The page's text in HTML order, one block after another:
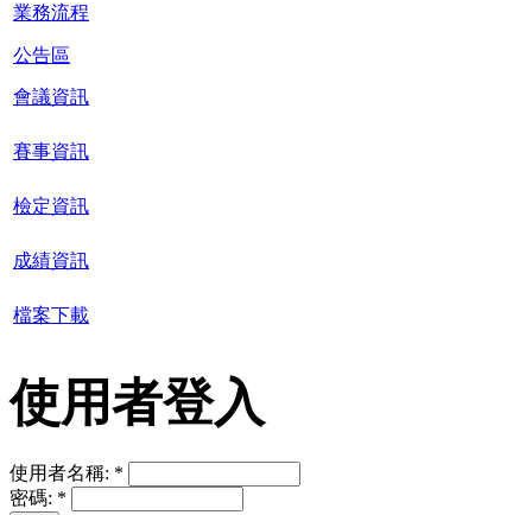
業務流程
公告區
會議資訊
賽事資訊
檢定資訊
成績資訊
檔案下載
使用者登入
使用者名稱: *
密碼: *